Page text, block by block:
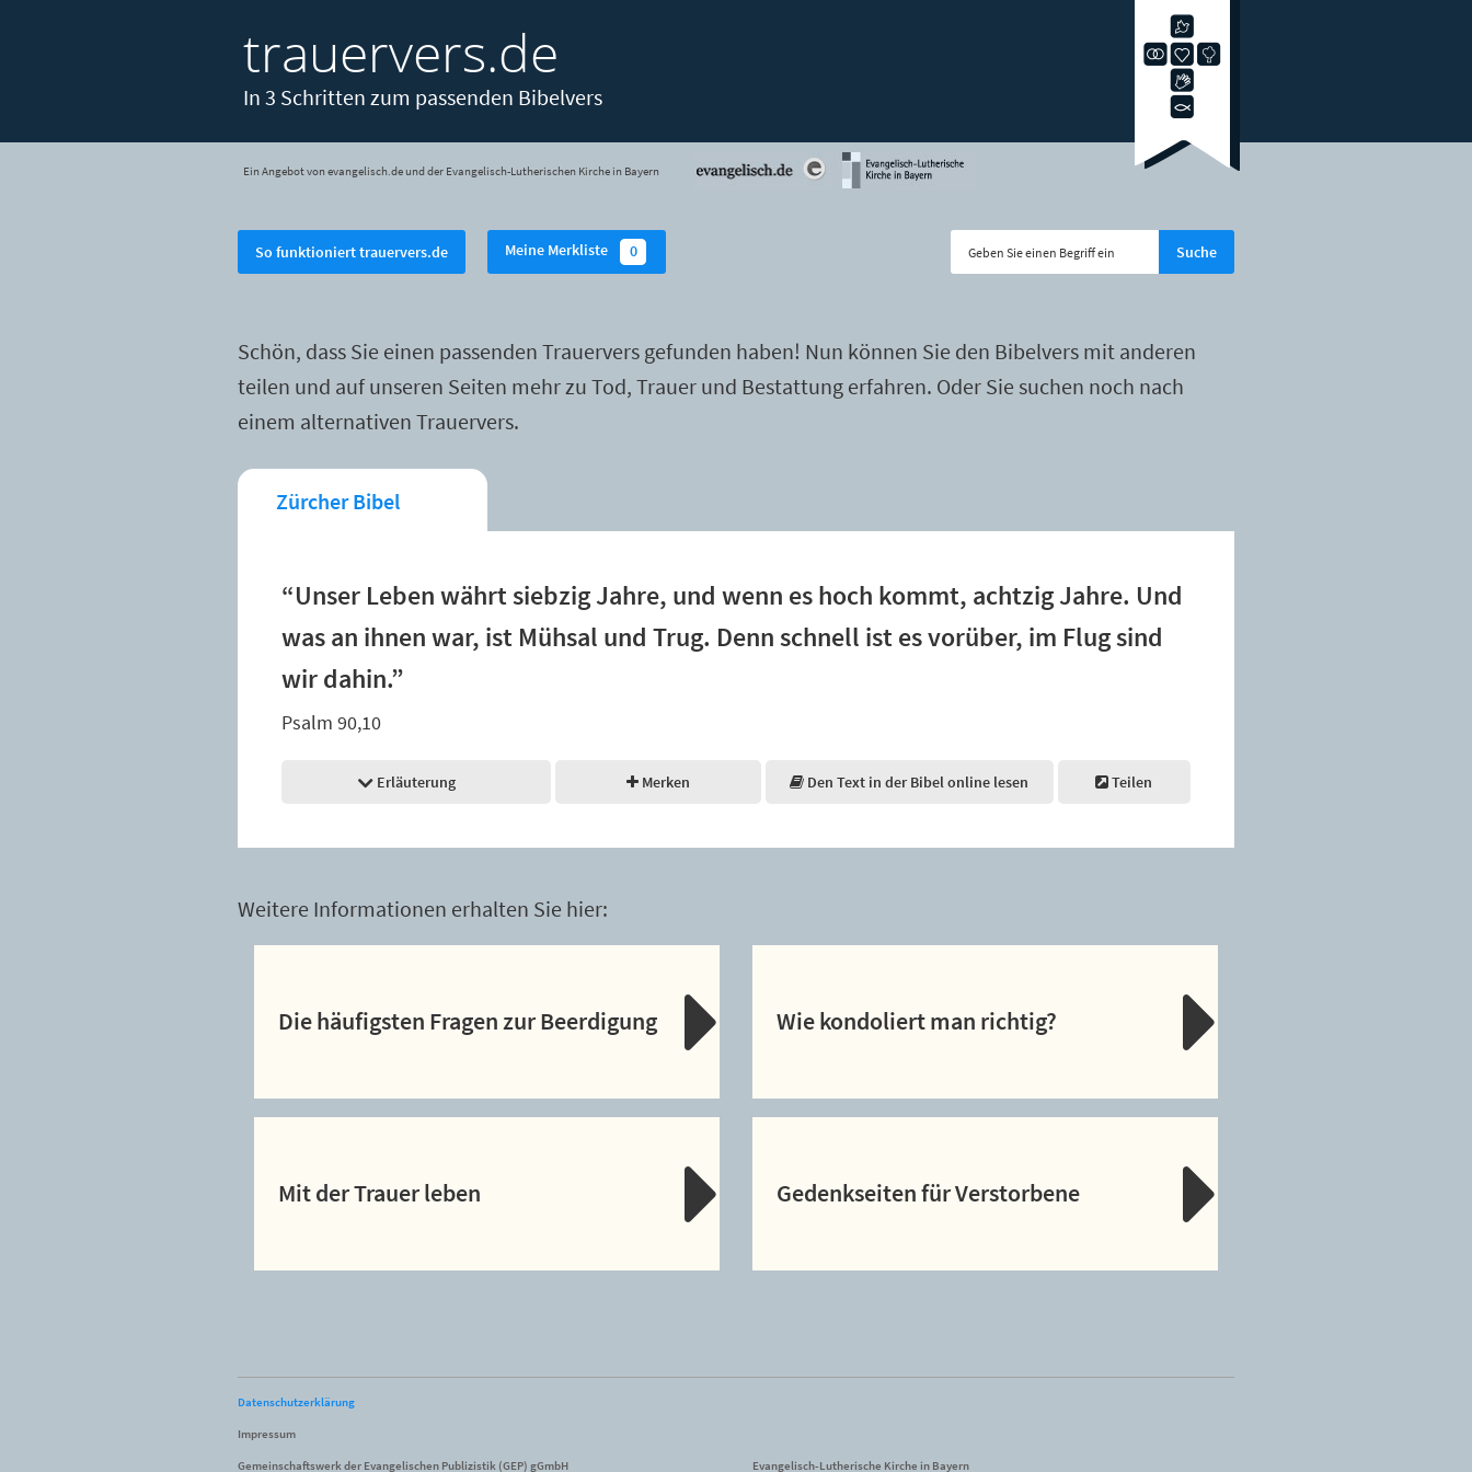
trauervers.de
In 3 Schritten zum passenden Bibelvers
Ein Angebot von evangelisch.de und der Evangelisch-Lutherischen Kirche in Bayern
So funktioniert trauervers.de Meine Merkliste 0
Schön, dass Sie einen passenden Trauervers gefunden haben! Nun können Sie den Bibelvers mit anderen
teilen und auf unseren Seiten mehr zu Tod, Trauer und Bestattung erfahren. Oder Sie suchen noch nach
einem alternativen Trauervers.
Zürcher Bibel
“Unser Leben währt siebzig Jahre, und wenn es hoch kommt, achtzig Jahre. Und
was an ihnen war, ist Mühsal und Trug. Denn schnell ist es vorüber, im Flug sind
wir dahin.”
Psalm 90,10
Erläuterung Merken Den Text in der Bibel online lesen Teilen
Weitere Informationen erhalten Sie hier:
Die häufigsten Fragen zur Beerdigung Wie kondoliert man richtig?
Mit der Trauer leben Gedenkseiten für Verstorbene
Datenschutzerklärung
Impressum
Gemeinschaftswerk der Evangelischen Publizistik (GEP) gGmbH
Evangelisch-Lutherische Kirche in Bayern